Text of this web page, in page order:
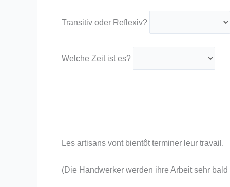
Transitiv oder Reflexiv?
Welche Zeit ist es?
Les artisans vont bientôt terminer leur travail.
(Die Handwerker werden ihre Arbeit sehr